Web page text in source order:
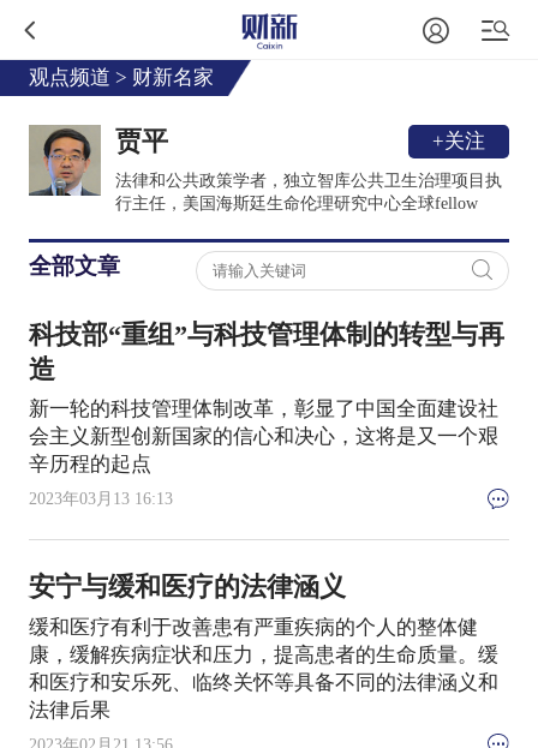
观点频道 > 财新名家
贾平 +关注
法律和公共政策学者，独立智库公共卫生治理项目执
行主任，美国海斯廷生命伦理研究中心全球fellow
全部文章
科技部“重组”与科技管理体制的转型与再
造
新一轮的科技管理体制改革，彰显了中国全面建设社
会主义新型创新国家的信心和决心，这将是又一个艰
辛历程的起点
2023年03月13 16:13
安宁与缓和医疗的法律涵义
缓和医疗有利于改善患有严重疾病的个人的整体健
康，缓解疾病症状和压力，提高患者的生命质量。缓
和医疗和安乐死、临终关怀等具备不同的法律涵义和
法律后果
2023年02月21 13:56